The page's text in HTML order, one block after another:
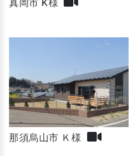
那須烏山市 Ｋ様